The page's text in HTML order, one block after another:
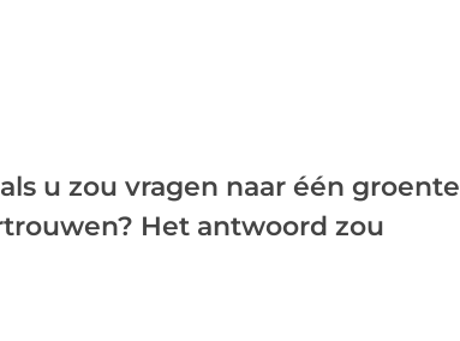
u zou vragen naar één groente
Het antwoord zou